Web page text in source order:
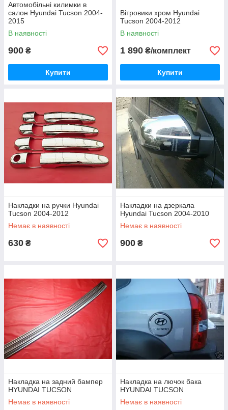
Автомобільні килимки в
салон Hyundai Tucson 2004-
2015
В наявності
900 ₴
Купити
Вітровики хром Hyundai
Tucson 2004-2012
В наявності
1 890 ₴/комплект
Купити
Накладки на ручки Hyundai
Tucson 2004-2012
Немає в наявності
630 ₴
Накладки на дзеркала
Hyundai Tucson 2004-2010
Немає в наявності
900 ₴
Накладка на задний бампер
HYUNDAI TUCSON
Немає в наявності
Накладка на лючок бака
HYUNDAI TUCSON
Немає в наявності